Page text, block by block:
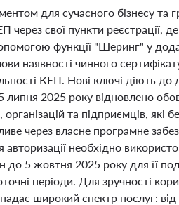
для сучасного бізнесу та
свої пункти реєстрації,
функції "Шеринг" у
наявності чинного
КЕП. Нові ключі діють до
липня 2025 року відновлено
та підприємців, які
через власне програмне
необхідно
до 5 жовтня 2025 року для її
періоди. Для зручності
широкий спектр послуг: від